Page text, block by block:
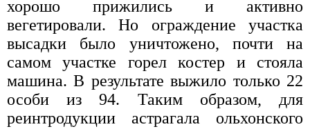
хорошо прижились и активно
вегетировали. Но ограждение участка
высадки было уничтожено, почти на
самом участке горел костер и стояла
машина. В результате выжило только 22
особи из 94. Таким образом, для
реинтродукции астрагала ольхонского